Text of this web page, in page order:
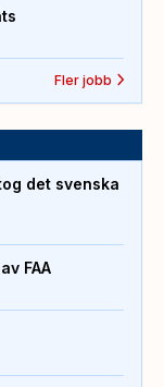
Fler jobb
det svenska
FAA